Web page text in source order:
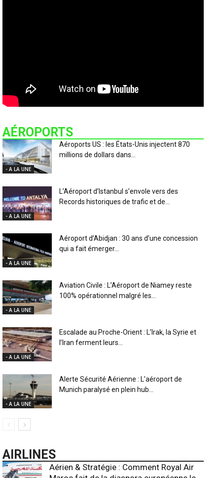
AÉROPORTS
- A LA UNE
Aéroports US : les États-Unis injectent 870
millions de dollars dans...
- A LA UNE
L’Aéroport d’Istanbul s’envole vers des
Records historiques de trafic et de...
- A LA UNE
Aéroport d’Abidjan : 30 ans d’une concession
qui a fait émerger...
- A LA UNE
Aviation Civile : L’Aéroport de Niamey reste
100% opérationnel malgré les...
- A LA UNE
Escalade au Proche-Orient : L’Irak, la Syrie et
l’Iran ferment leurs...
- A LA UNE
Alerte Sécurité Aérienne : L’aéroport de
Munich paralysé en plein hub...
AIRLINES
Aérien & Stratégie : Comment Royal Air